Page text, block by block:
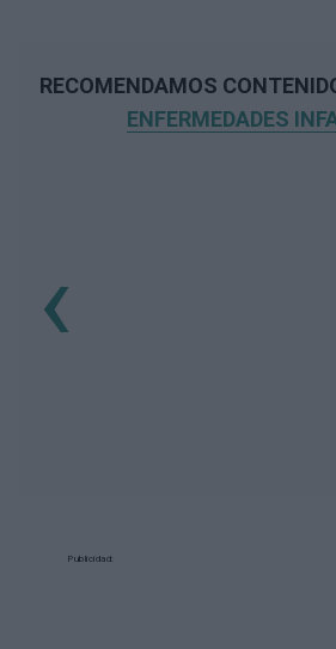
RECOMENDAMOS
ENFERMEDADES
‹
Publicidad: